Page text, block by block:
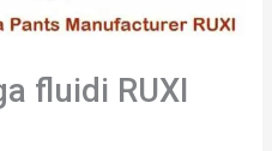
fluidi RUXI